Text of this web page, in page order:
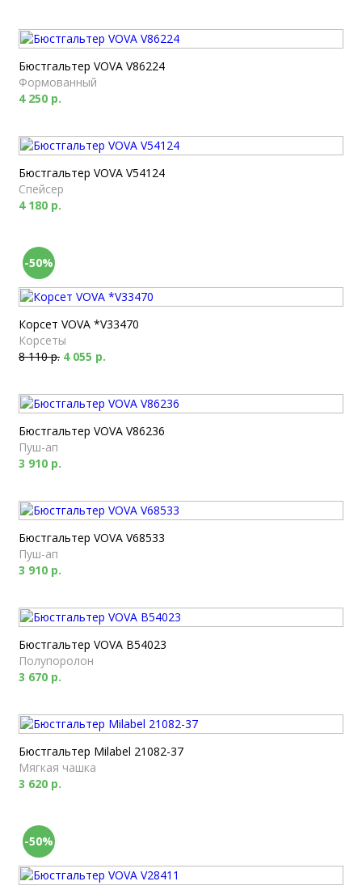
Бюстгальтер VOVA V86224
Формованный
4 250 р.
Бюстгальтер VOVA V54124
Спейсер
4 180 р.
-50%
Корсет VOVA *V33470
Корсеты
8 110 р. 4 055 р.
Бюстгальтер VOVA V86236
Пуш-ап
3 910 р.
Бюстгальтер VOVA V68533
Пуш-ап
3 910 р.
Бюстгальтер VOVA B54023
Полупоролон
3 670 р.
Бюстгальтер Milabel 21082-37
Мягкая чашка
3 620 р.
-50%